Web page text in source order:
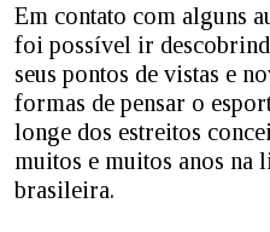
Em contato com alguns
foi possível ir
seus pontos de vistas e
formas de pensar o
longe dos estreitos
muitos e muitos anos na
brasileira.